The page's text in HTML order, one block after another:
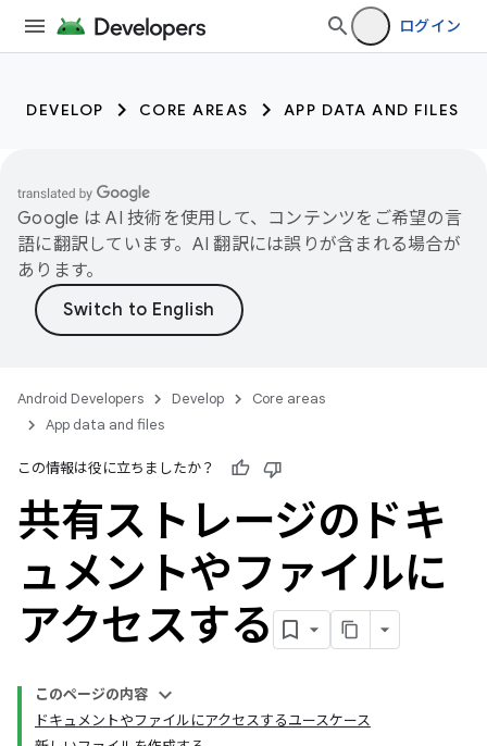
ログイン
DEVELOP CORE AREAS APP DATA AND FILES
Google は AI 技術を使用して、コンテンツをご希望の言
語に翻訳しています。AI 翻訳には誤りが含まれる場合が
あります。
Android Developers Develop
Core areas
App data and files
この情報は役に立ちましたか？
共有ストレージのドキ
ュメントやファイルに
アクセスする
このページの内容
ドキュメントやファイルにアクセスするユースケース